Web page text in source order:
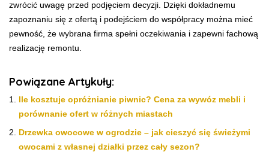
zwrócić uwagę przed podjęciem decyzji. Dzięki dokładnemu
zapoznaniu się z ofertą i podejściem do współpracy można mieć
pewność, że wybrana firma spełni oczekiwania i zapewni fachową
realizację remontu.
Powiązane Artykuły:
Ile kosztuje opróżnianie piwnic? Cena za wywóz mebli i
porównanie ofert w różnych miastach
Drzewka owocowe w ogrodzie – jak cieszyć się świeżymi
owocami z własnej działki przez cały sezon?